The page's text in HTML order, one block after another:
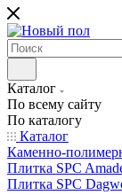
Каталог
По всему сайту
По каталогу
Каталог
Каменно-
Плитка SPC
Плитка SPC